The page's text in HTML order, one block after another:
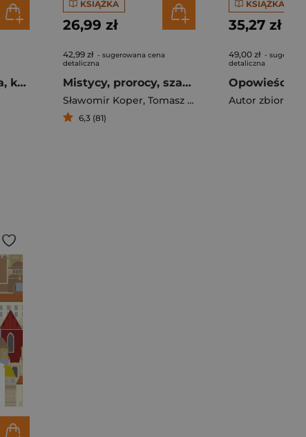
Kleopatra Królowa, która rzuciła wyzwanie Rzymowi i zdobyła wieczną sławę
KSIĄŻKA
26,99 zł
42,99 zł - sugerowana cena
detaliczna
Mistycy, prorocy, szarlatani
Sławomir Koper, Tomasz Stańczyk
6,3 (81)
KSIĄŻKA
35,27 zł
49,00 zł -
detaliczna
Autor zbiorowy